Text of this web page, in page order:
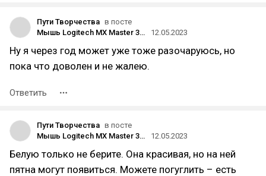
Пути Творчества в посте
Мышь Logitech MX Master 3S / 2S
12.05.2023
Ну я через год может уже тоже разочаруюсь, но
пока что доволен и не жалею.
Ответить
Пути Творчества в посте
Мышь Logitech MX Master 3S / 2S
12.05.2023
Белую только не берите. Она красивая, но на ней
пятна могут появиться. Можете погуглить – есть